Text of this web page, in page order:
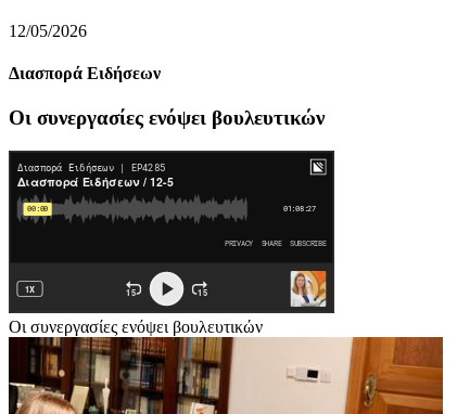
12/05/2026
Διασπορά Ειδήσεων
Οι συνεργασίες ενόψει βουλευτικών
Οι συνεργασίες ενόψει βουλευτικών